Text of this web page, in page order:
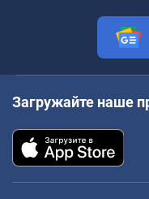
Загружайте наше